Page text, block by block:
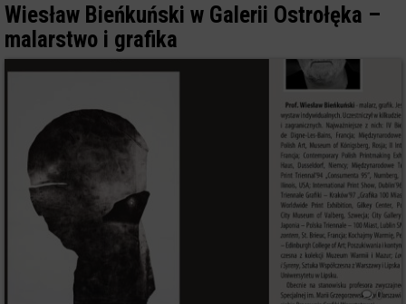
Wiesław Bieńkuński w Galerii Ostrołęka –
malarstwo i grafika
0